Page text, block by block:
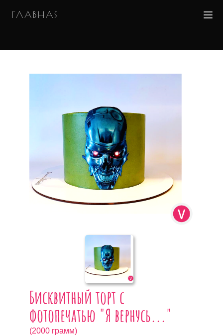
ГЛАВНАЯ
Бисквитный торт с
фотопечатью "Я вернусь..."
(2000 грамм)